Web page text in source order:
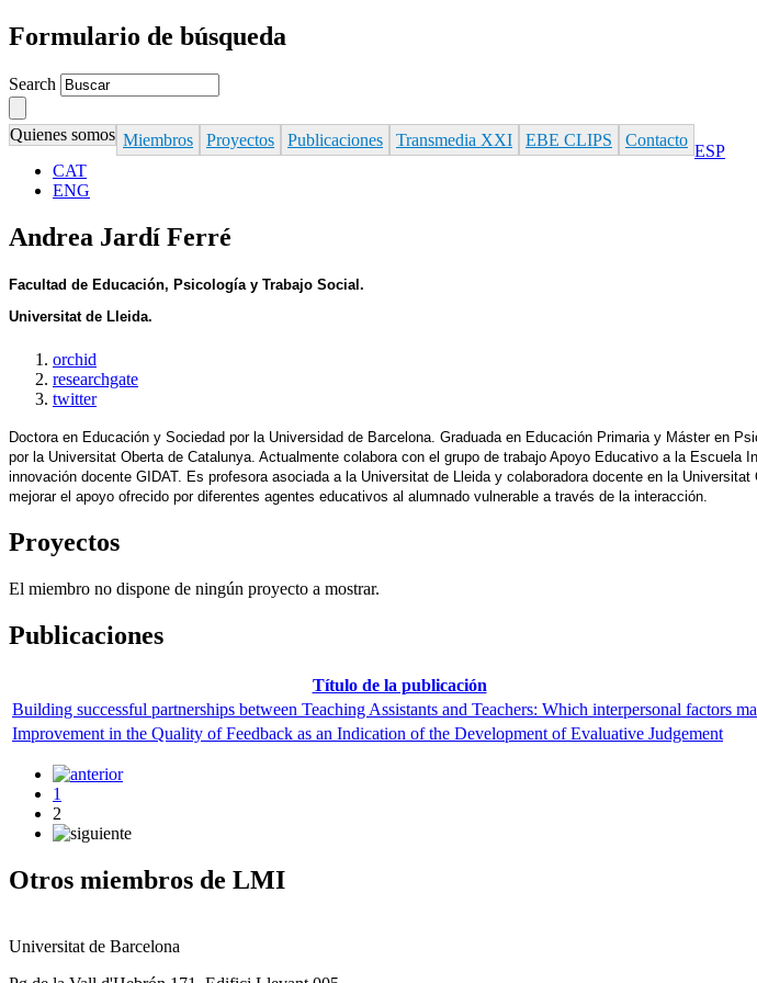
Formulario de búsqueda
Search
Quienes somos Miembros Proyectos Publicaciones Transmedia XXI EBE CLIPS Contacto
ESP
CAT
ENG
Andrea Jardí Ferré
Facultad de Educación, Psicología y Trabajo Social.
Universitat de Lleida.
orchid
researchgate
twitter
Doctora en Educación y Sociedad por la Universidad de Barcelona. Graduada en Educación Primaria y Máster en
por la Universitat Oberta de Catalunya. Actualmente colabora con el grupo de trabajo Apoyo Educativo a la
innovación docente GIDAT. Es profesora asociada a la Universitat de Lleida y colaboradora docente en la
mejorar el apoyo ofrecido por diferentes agentes educativos al alumnado vulnerable a través de la interacción.
Proyectos
El miembro no dispone de ningún proyecto a mostrar.
Publicaciones
Título de la publicación
Building successful partnerships between Teaching Assistants and Teachers: Which interpersonal factors
Improvement in the Quality of Feedback as an Indication of the Development of Evaluative Judgement
1
2
Otros miembros de LMI
Universitat de Barcelona